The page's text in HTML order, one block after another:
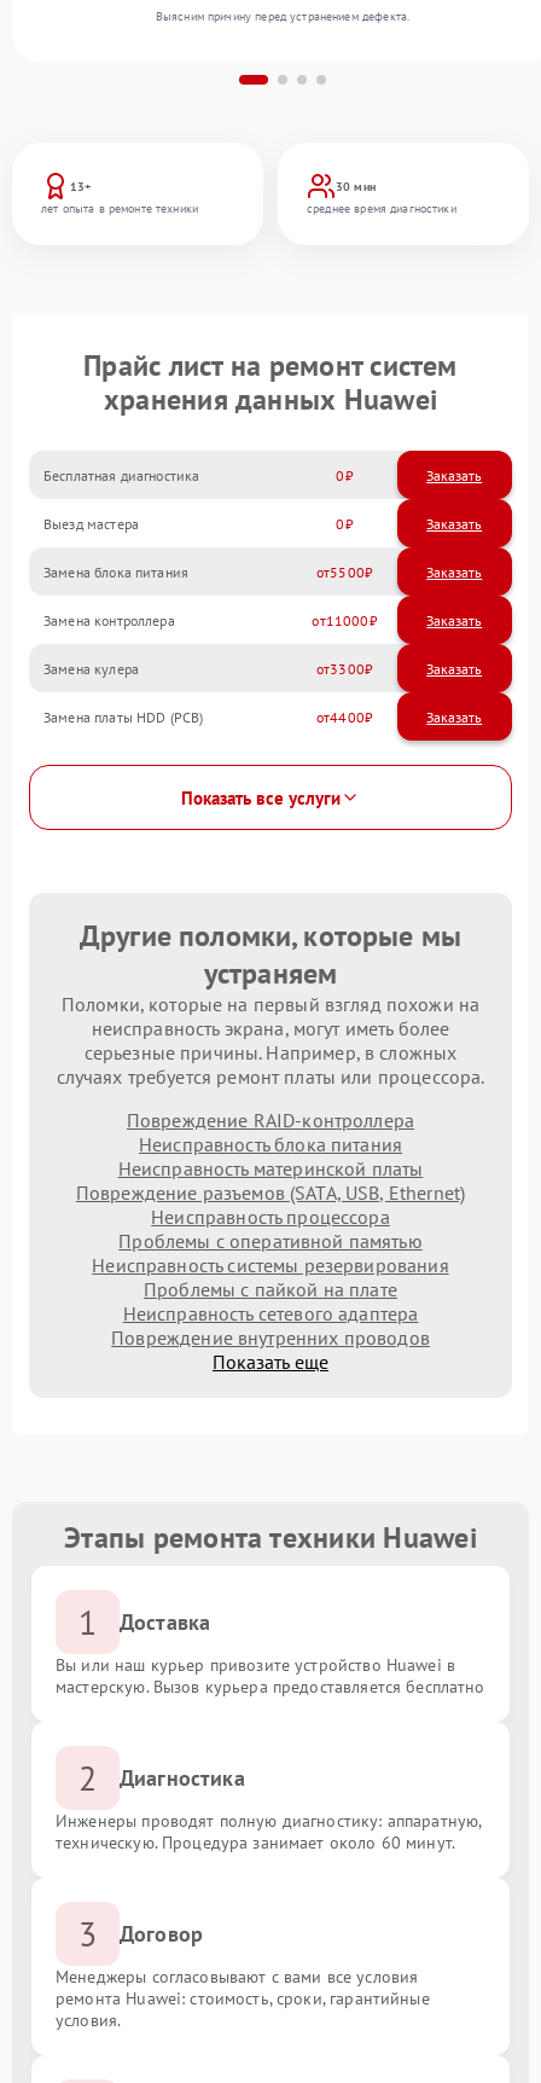
13+
лет опыта в ремонте техники
30 мин
среднее время диагностики
Выясним причину перед устранением дефекта.
Прайс лист на ремонт систем
хранения данных Huawei
Бесплатная диагностика 0 Заказать
Выезд мастера 0 Заказать
Замена блока питания 5500
Замена контроллера 11000
Замена кулера 3300
Замена платы HDD (PCB) 4400
Показать все услуги
Другие поломки, которые мы
устраняем
Поломки, которые на первый взгляд похожи на
неисправность экрана, могут иметь более
серьезные причины. Например, в сложных
случаях требуется ремонт платы или процессора.
Повреждение RAID-контроллера
Неисправность блока питания
Неисправность материнской платы
Повреждение разъемов (SATA, USB, Ethernet)
Неисправность процессора
Проблемы с оперативной памятью
Неисправность системы резервирования
Проблемы с пайкой на плате
Неисправность сетевого адаптера
Повреждение внутренних проводов
Показать еще
Этапы ремонта техники Huawei
1 Доставка
Вы или наш курьер привозите устройство Huawei в
мастерскую. Вызов курьера предоставляется бесплатно
2 Диагностика
Инженеры проводят полную диагностику: аппаратную,
техническую. Процедура занимает около 60 минут.
3 Договор
Менеджеры согласовывают с вами все условия
ремонта Huawei: стоимость, сроки, гарантийные
условия.